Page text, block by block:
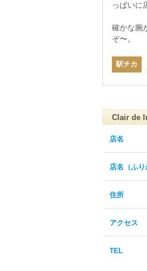
っぱいに
確かな腕
ぞ〜。
駅チカ
Clair de
店名
店名（ふり
住所
アクセス
TEL